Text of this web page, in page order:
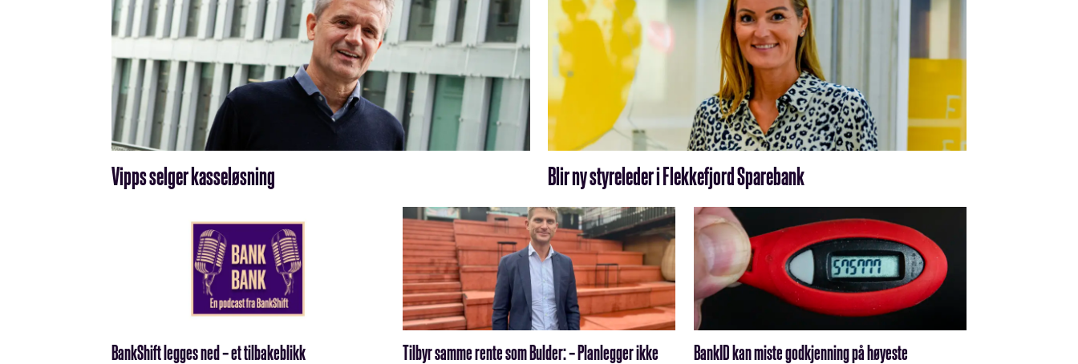
Vipps selger kasseløsning Blir ny styreleder i Flekkefjord Sparebank
BankShift legges ned – et tilbakeblikk Tilbyr samme rente som Bulder: – Planlegger ikke BankID kan miste godkjenning på høyeste